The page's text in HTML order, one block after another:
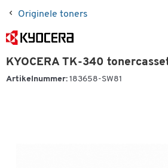
Originele toners
KYOCERA TK-340
Artikelnummer: 183658-SW81